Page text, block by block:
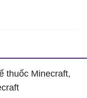
thuốc Minecraft,